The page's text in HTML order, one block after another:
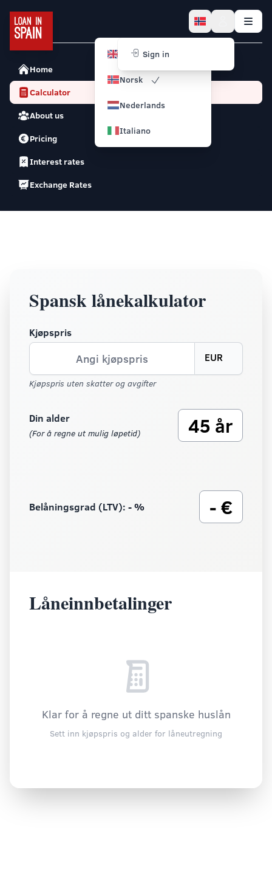
English
Norsk
Nederlands
Italiano
Sign in
Home
Calculator
About us
Pricing
Interest rates
Exchange Rates
Spansk lånekalkulator
Kjøpspris
EUR
Kjøpspris uten skatter og avgifter
Din alder
(For å regne ut mulig løpetid) 45 år
Belåningsgrad (LTV): - % - €
Låneinnbetalinger
Klar for å regne ut ditt spanske huslån
Sett inn kjøpspris og alder for låneutregning